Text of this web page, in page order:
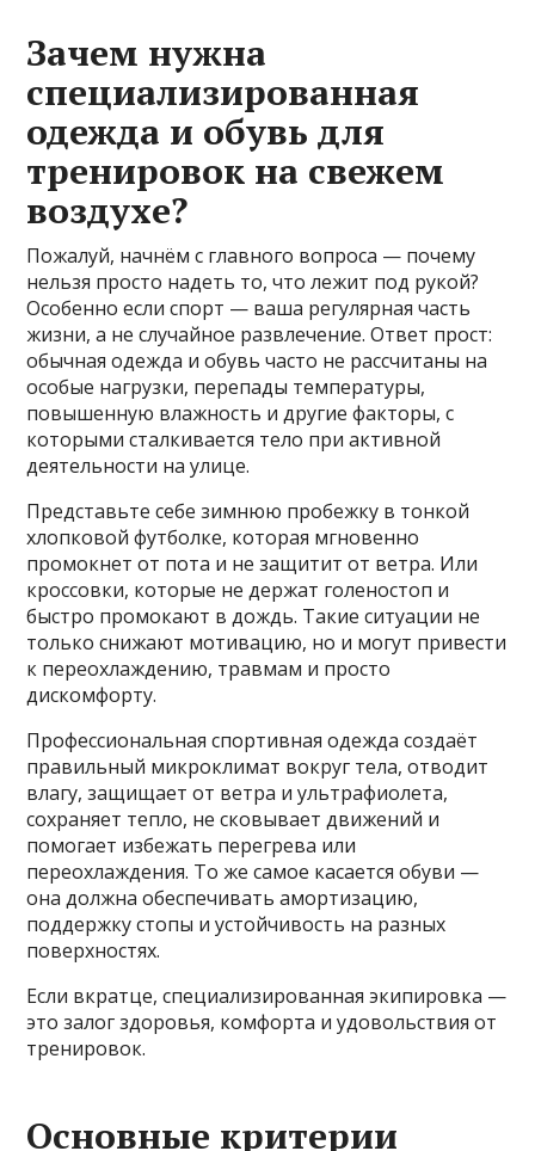
Зачем нужна
специализированная
одежда и обувь для
тренировок на свежем
воздухе?
Пожалуй, начнём с главного вопроса — почему
нельзя просто надеть то, что лежит под рукой?
Особенно если спорт — ваша регулярная часть
жизни, а не случайное развлечение. Ответ прост:
обычная одежда и обувь часто не рассчитаны на
особые нагрузки, перепады температуры,
повышенную влажность и другие факторы, с
которыми сталкивается тело при активной
деятельности на улице.
Представьте себе зимнюю пробежку в тонкой
хлопковой футболке, которая мгновенно
промокнет от пота и не защитит от ветра. Или
кроссовки, которые не держат голеностоп и
быстро промокают в дождь. Такие ситуации не
только снижают мотивацию, но и могут привести
к переохлаждению, травмам и просто
дискомфорту.
Профессиональная спортивная одежда создаёт
правильный микроклимат вокруг тела, отводит
влагу, защищает от ветра и ультрафиолета,
сохраняет тепло, не сковывает движений и
помогает избежать перегрева или
переохлаждения. То же самое касается обуви —
она должна обеспечивать амортизацию,
поддержку стопы и устойчивость на разных
поверхностях.
Если вкратце, специализированная экипировка —
это залог здоровья, комфорта и удовольствия от
тренировок.
Основные критерии